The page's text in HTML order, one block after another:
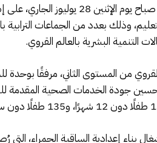
أشرف عامل إقليم تنغير، السيد
وذلك بعدد من الجماعات الترابية
التنمية البشرية بالعالم القروي.
من المستوى الثاني، مرفقًا
إلى تحسين جودة الخدمات الصحية